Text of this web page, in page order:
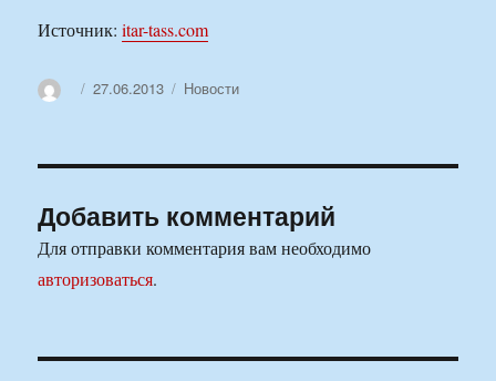
Источник:itar-tass.com
АвторОпубликовано
27.06.2013 Рубрики
Новости
Добавить комментарий
Для отправки комментария вам необходимо
авторизоваться.